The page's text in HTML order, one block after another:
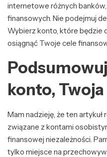
internetowe różnych
finansowych. Nie podejmuj
Wybierz konto, które będzie
osiągnąć Twoje cele
konto, Twoja
Mam nadzieję, że ten
związane z kontami
finansowej niezależności.
tylko miejsce na